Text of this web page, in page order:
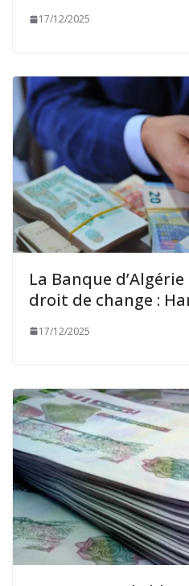
17/12/2025
La Banque
droit de change :
17/12/2025